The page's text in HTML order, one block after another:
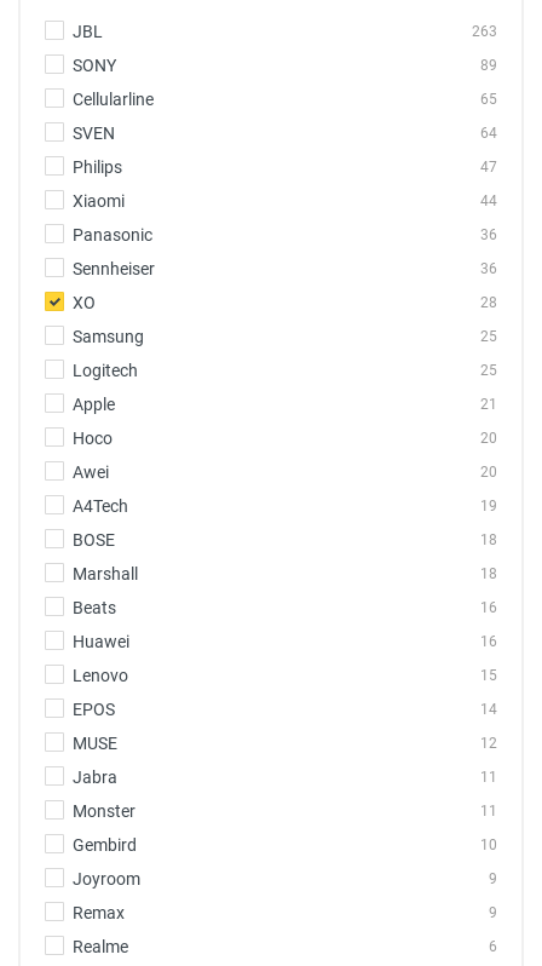
JBL 263
SONY 89
Cellularline 65
SVEN 64
Philips 47
Xiaomi 44
Panasonic 36
Sennheiser 36
XO 28
Samsung 25
Logitech 25
Apple 21
Hoco 20
Awei 20
A4Tech 19
BOSE 18
Marshall 18
Beats 16
Huawei 16
Lenovo 15
EPOS 14
MUSE 12
Jabra 11
Monster 11
Gembird 10
Joyroom 9
Remax 9
Realme 6